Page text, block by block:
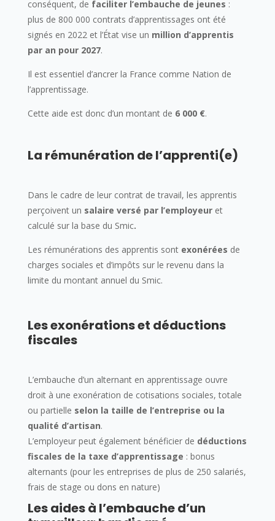
conséquent, de faciliter l’embauche de jeunes :
plus de 800 000 contrats d’apprentissages ont été
signés en 2022 et l’État vise un million d’apprentis
par an pour 2027.
Il est essentiel d’ancrer la France comme Nation de
l’apprentissage.
Cette aide est donc d’un montant de 6 000 €.
La rémunération de l’apprenti(e)
Dans le cadre de leur contrat de travail, les apprentis
perçoivent un salaire versé par l’employeur et
calculé sur la base du Smic.
Les rémunérations des apprentis sont exonérées de
charges sociales et d’impôts sur le revenu dans la
limite du montant annuel du Smic.
Les exonérations et déductions
fiscales
L’embauche d’un alternant en apprentissage ouvre
droit à une exonération de cotisations sociales, totale
ou partielle selon la taille de l’entreprise ou la
qualité d’artisan.
L’employeur peut également bénéficier de déductions
fiscales de la taxe d’apprentissage : bonus
alternants (pour les entreprises de plus de 250 salariés,
frais de stage ou dons en nature)
Les aides à l’embauche d’un